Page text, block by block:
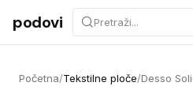
Preskoči na sadržaj
podovi
Početna/Tekstilne ploče/Desso